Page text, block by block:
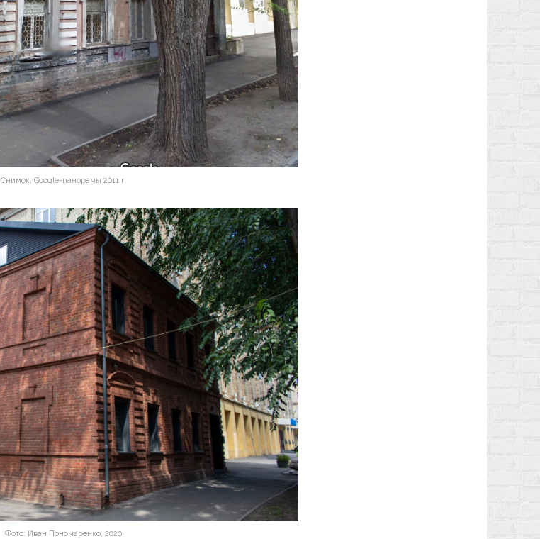
Снимок: Google-панорамы 2011 г.
Фото: Иван Пономаренко, 2020